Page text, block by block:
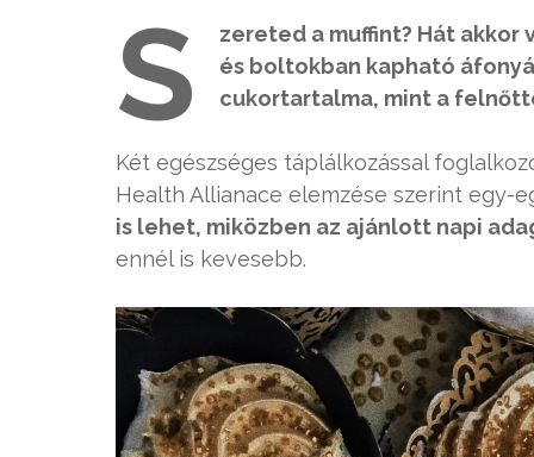
S
zereted a muffint? Hát akkor
és boltokban kapható
cukortartalma, mint a
Két egészséges táplálkozással
Health Allianace elemzése szerint egy-
is lehet, miközben az ajánlott napi
ennél is kevesebb.